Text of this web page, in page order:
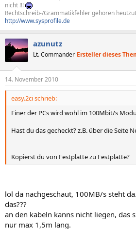
nicht !!!
Rechtschreib-/Grammatikfehler gehören
http://www.sysprofile.de
azunutz
Lt. Commander Ersteller dieses
14. November 2010
easy.2ci schrieb:
Einer der PCs wird wohl im 100Mbit/s
Hast du das gecheckt? z.B. über die Seite
Kopierst du von Festplatte zu Festplatte?
lol da nachgeschaut, 100MB/s steht
das???
an den kabeln kanns nicht liegen, das
nur max 1,5m lang.